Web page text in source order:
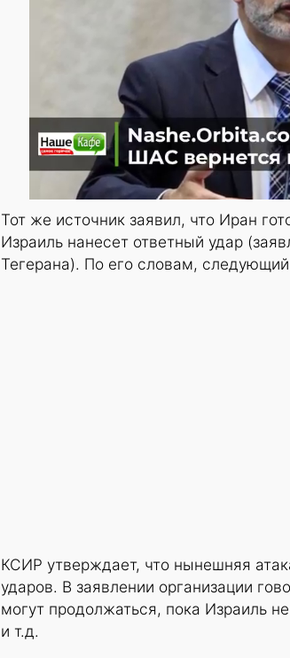
Тот же источник заявил, что Иран
Израиль нанесет ответный удар
Тегерана). По его словам,
КСИР утверждает, что нынешняя
ударов. В заявлении организации
могут продолжаться, пока Израиль
и т.д.